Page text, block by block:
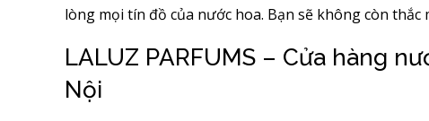
lòng mọi tín đồ của nước hoa. Bạn sẽ không còn
LALUZ PARFUMS – Cửa hàng
Nội